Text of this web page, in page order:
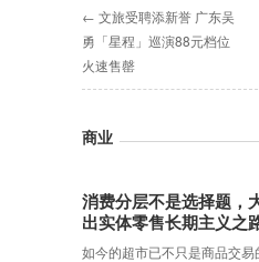
← 文旅受聘添新誉 广东吴
勇「星程」巡演88元档位
火速售罄
商业
消费分层不是选择题，
出实体零售长期主义之
如今的超市已不只是商品交